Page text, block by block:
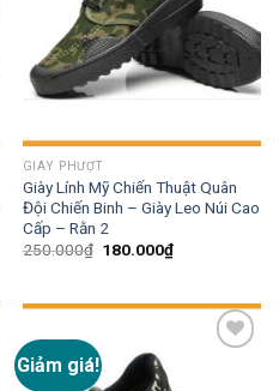
GIÀY PHƯỢT
Giày Lính Mỹ Chiến Thuật Quân
Đội Chiến Binh – Giày Leo Núi Cao
Cấp – Rằn 2
250.000₫ 180.000₫
Giảm giá!